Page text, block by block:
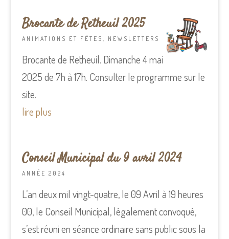
Brocante de Retheuil 2025
ANIMATIONS ET FÊTES , NEWSLETTERS
Brocante de Retheuil. Dimanche 4 mai
2025 de 7h à 17h. Consulter le programme sur le
site.
lire plus
Conseil Municipal du 9 avril 2024
ANNÉE 2024
L’an deux mil vingt-quatre, le 09 Avril à 19 heures
00, le Conseil Municipal, légalement convoqué,
s’est réuni en séance ordinaire sans public sous la